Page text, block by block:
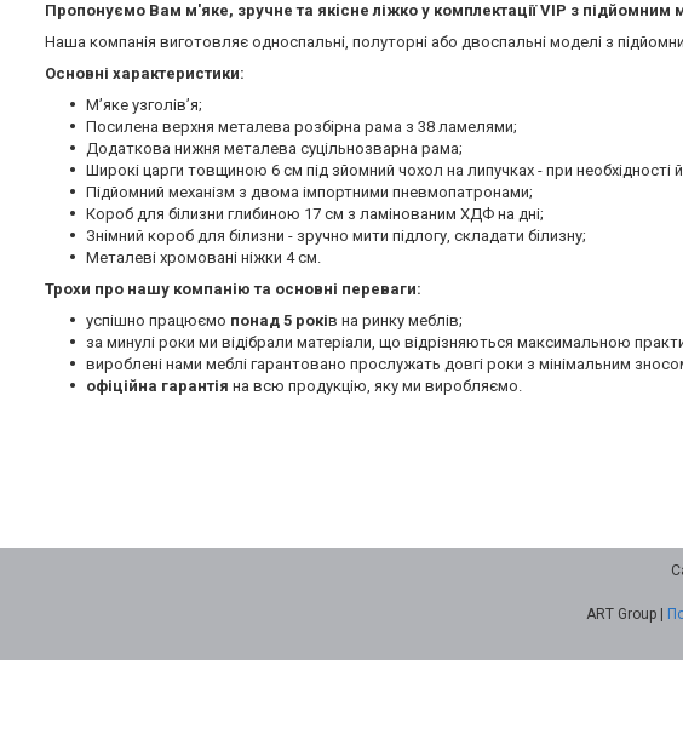
Пропонуємо Вам м'яке, зручне та якiсне ліжко у комплектації VIP з підйомним
Наша компанія виготовляє односпальні, полуторні або двоспальні моделі з
Основні характеристики:
М’яке узголів’я;
Посилена верхня металева розбірна рама з 38 ламелями;
Додаткова нижня металева суцільнозварна рама;
Широкі царги товщиною 6 см під зйомний чохол на липучках - при
Підйомний механізм з двома імпортними пневмопатронами;
Короб для білизни глибиною 17 см з ламінованим ХДФ на дні;
Знімний короб для білизни - зручно мити підлогу, складати білизну;
Металеві хромовані ніжки 4 см.
Трохи про нашу компанію та основні переваги:
успішно працюємо понад 5 років на ринку меблів;
за минулі роки ми відібрали матеріали, що відрізняються максимальною
вироблені нами меблі гарантовано прослужать довгі роки з мінімальним
офіційна гарантія на всю продукцію, яку ми виробляємо.